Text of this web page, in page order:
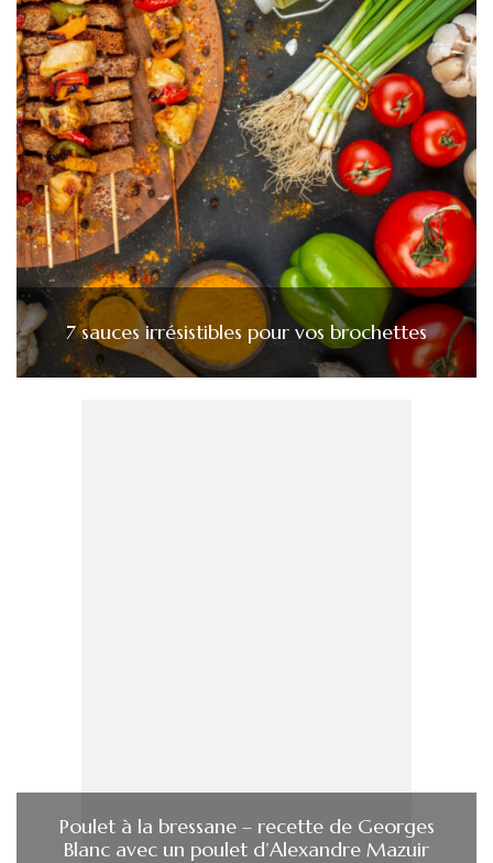
7 sauces irrésistibles pour vos brochettes
Poulet à la bressane – recette de Georges
Blanc avec un poulet d’Alexandre Mazuir